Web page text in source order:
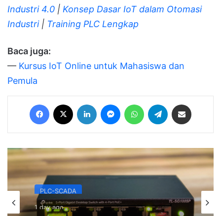
Industri 4.0 | Konsep Dasar IoT dalam Otomasi
Industri| Training PLC Lengkap
Baca juga:
— Kursus IoT Online untuk Mahasiswa dan
Pemula
Facebook LinkedIn MessengerWhatsAppTelegram
PLC-SCADA
1 day ago